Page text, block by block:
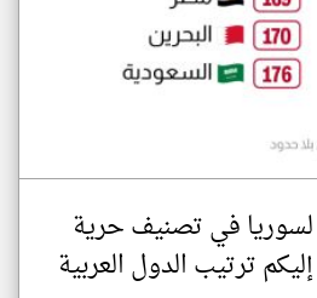
لسوريا في تصنيف حرية
ترتيب الدول العربية